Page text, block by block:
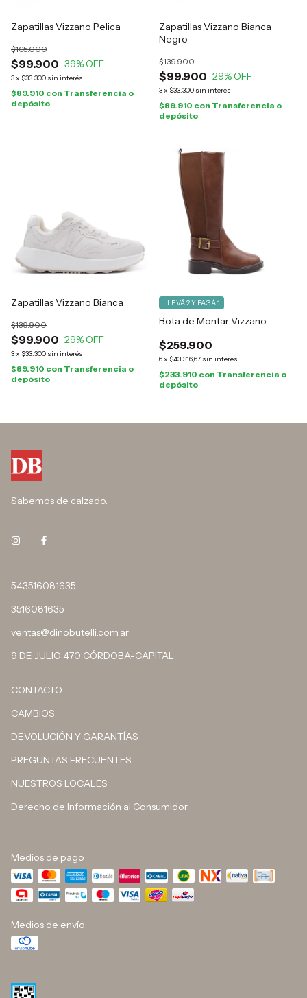
Zapatillas Vizzano Pelica
$99.900
$165.000
39% OFF
3x $33.300 sin interés
$89.910 con Transferencia o
depósito
Zapatillas Vizzano Bianca
Negro
$99.900
$139.900
29% OFF
3x $33.300 sin interés
$89.910 con Transferencia o
depósito
Zapatillas Vizzano Bianca
$99.900
$139.900
29% OFF
3x $33.300 sin interés
$89.910 con Transferencia o
depósito
Bota de Montar Vizzano
$259.900
6x $43.316,67 sin interés
LLEVÁ 2 Y PAGÁ 1
$233.910 con Transferencia o
depósito
Sabemos de calzado.
543516081635
3516081635
ventas@dinobutelli.com.ar
9 DE JULIO 470 CÓRDOBA-CAPITAL
CONTACTO
CAMBIOS
DEVOLUCIÓN Y GARANTÍAS
PREGUNTAS FRECUENTES
NUESTROS LOCALES
Derecho de Información al Consumidor
Medios de pago
Medios de envío